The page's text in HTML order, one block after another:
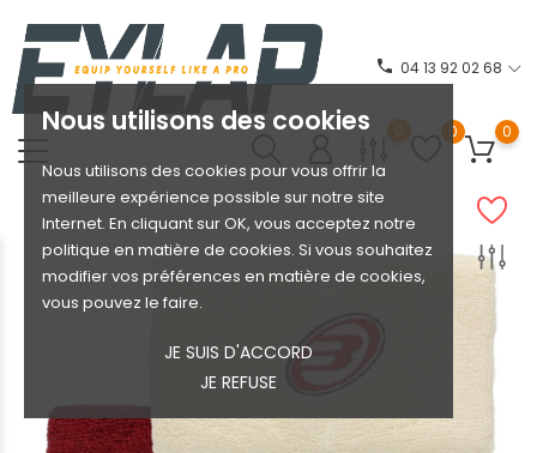
Nous utilisons des cookies
Nous utilisons des cookies pour vous offrir la
meilleure expérience possible sur notre site
Internet. En cliquant sur OK, vous acceptez notre
politique en matière de cookies. Si vous souhaitez
modifier vos préférences en matière de cookies,
vous pouvez le faire.
JE SUIS D'ACCORD
JE REFUSE
phone 04 13 92 02 68
0 0 0